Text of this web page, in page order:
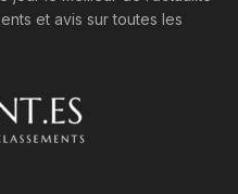
et avis sur toutes les